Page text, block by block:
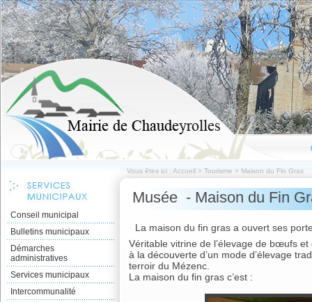
Vous êtes ici : Accueil > Tourisme > Maison du Fin Gras
Conseil municipal
Bulletins municipaux
Démarches
administratives
Services municipaux
Intercommunalité
Musée - Maison du Fin
La maison du fin gras a ouvert ses
Véritable vitrine de l’élevage de bœufs
à la découverte d’un mode d’élevage
terroir du Mézenc.
La maison du fin gras c’est :